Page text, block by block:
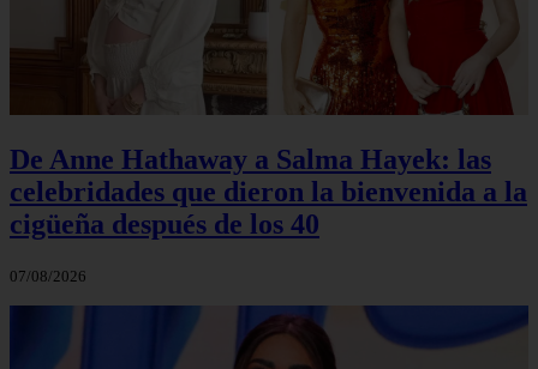
De Anne Hathaway a Salma Hayek: las
celebridades que dieron la bienvenida a la
cigüeña después de los 40
07/08/2026